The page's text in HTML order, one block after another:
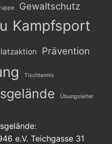
Gewaltschutz
Kampfsport
Prävention
Tischtennis
Übungsleiter
e.V. Teichgasse 31